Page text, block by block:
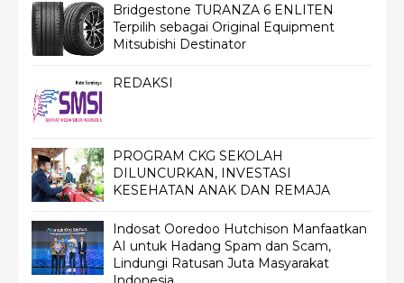
Bridgestone TURANZA 6 ENLITEN
Terpilih sebagai Original Equipment
Mitsubishi Destinator
REDAKSI
PROGRAM CKG SEKOLAH
DILUNCURKAN, INVESTASI
KESEHATAN ANAK DAN REMAJA
Indosat Ooredoo Hutchison Manfaatkan
AI untuk Hadang Spam dan Scam,
Lindungi Ratusan Juta Masyarakat